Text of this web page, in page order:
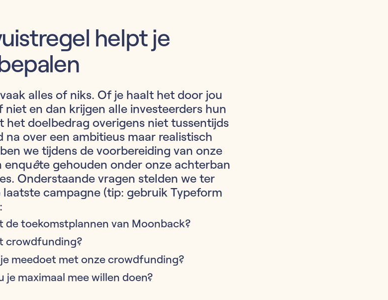
helpt je
alles of niks. Of je haalt het door jou
en dan krijgen alle investeerders hun
het doelbedrag overigens niet tussentijds
na over een ambitieus maar realistisch
we tijdens de voorbereiding van onze
enquête gehouden onder onze achterban
Onderstaande vragen stelden we ter
campagne (tip: gebruik Typeform
de toekomstplannen van Moonback?
crowdfunding?
meedoet met onze crowdfunding?
je maximaal mee willen doen?